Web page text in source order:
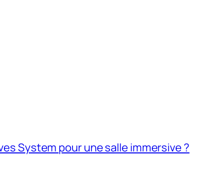
System pour une salle immersive ?